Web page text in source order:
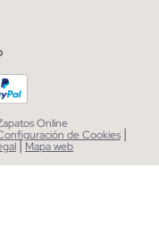
Online
de Cookies |
| Mapa web